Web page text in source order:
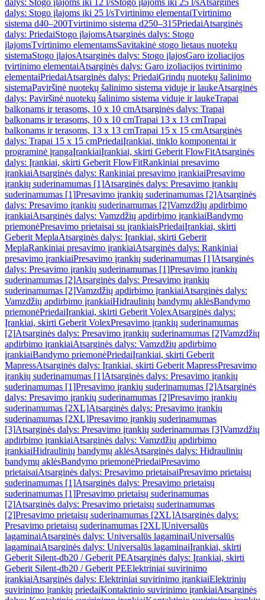
dalys: Stogo įlajoms iki 12 l/sStogo įlajoms iki 25 l/sAtsarginės
dalys: Stogo įlajoms iki 25 l/sTvirtinimo elementaiTvirtinimo
sistema d40–200Tvirtinimo sistema d250–315PriedaiAtsarginės
dalys: PriedaiStogo įlajomsAtsarginės dalys: Stogo
įlajomsTvirtinimo elementamsSavitakinė stogo lietaus nuotekų
sistemaStogo įlajosAtsarginės dalys: Stogo įlajosGaro izoliacijos
tvirtinimo elementaiAtsarginės dalys: Garo izoliacijos tvirtinimo
elementaiPriedaiAtsarginės dalys: PriedaiGrindų nuotekų šalinimo
sistemaPaviršinė nuotekų šalinimo sistema viduje ir laukeAtsarginės
dalys: Paviršinė nuotekų šalinimo sistema viduje ir laukeTrapai
balkonams ir terasoms, 10 x 10 cmAtsarginės dalys: Trapai
balkonams ir terasoms, 10 x 10 cmTrapai 13 x 13 cmTrapai
balkonams ir terasoms, 13 x 13 cmTrapai 15 x 15 cmAtsarginės
dalys: Trapai 15 x 15 cmPriedaiĮrankiai, tinklo komponentai ir
programinė įrangaĮrankiaiĮrankiai, skirti Geberit FlowFitAtsarginės
dalys: Įrankiai, skirti Geberit FlowFitRankiniai presavimo
įrankiaiAtsarginės dalys: Rankiniai presavimo įrankiaiPresavimo
įrankių suderinamumas [1]Atsarginės dalys: Presavimo įrankių
suderinamumas [1]Presavimo įrankių suderinamumas [2]Atsarginės
dalys: Presavimo įrankių suderinamumas [2]Vamzdžių apdirbimo
įrankiaiAtsarginės dalys: Vamzdžių apdirbimo įrankiaiBandymo
priemonėPresavimo prietaisai su įrankiaisPriedaiĮrankiai, skirti
Geberit MeplaAtsarginės dalys: Įrankiai, skirti Geberit
MeplaRankiniai presavimo įrankiaiAtsarginės dalys: Rankiniai
presavimo įrankiaiPresavimo įrankių suderinamumas [1]Atsarginės
dalys: Presavimo įrankių suderinamumas [1]Presavimo įrankių
suderinamumas [2]Atsarginės dalys: Presavimo įrankių
suderinamumas [2]Vamzdžių apdirbimo įrankiaiAtsarginės dalys:
Vamzdžių apdirbimo įrankiaiHidraulinių bandymų aklėsBandymo
priemonėPriedaiĮrankiai, skirti Geberit VolexAtsarginės dalys:
Įrankiai, skirti Geberit VolexPresavimo įrankių suderinamumas
[2]Atsarginės dalys: Presavimo įrankių suderinamumas [2]Vamzdžių
apdirbimo įrankiaiAtsarginės dalys: Vamzdžių apdirbimo
įrankiaiBandymo priemonėPriedaiĮrankiai, skirti Geberit
MapressAtsarginės dalys: Įrankiai, skirti Geberit MapressPresavimo
įrankių suderinamumas [1]Atsarginės dalys: Presavimo įrankių
suderinamumas [1]Presavimo įrankių suderinamumas [2]Atsarginės
dalys: Presavimo įrankių suderinamumas [2]Presavimo įrankių
suderinamumas [2XL]Atsarginės dalys: Presavimo įrankių
suderinamumas [2XL]Presavimo įrankių suderinamumas
[3]Atsarginės dalys: Presavimo įrankių suderinamumas [3]Vamzdžių
apdirbimo įrankiaiAtsarginės dalys: Vamzdžių apdirbimo
įrankiaiHidraulinių bandymų aklėsAtsarginės dalys: Hidraulinių
bandymų aklėsBandymo priemonėPriedaiPresavimo
prietaisaiAtsarginės dalys: Presavimo prietaisaiPresavimo prietaisų
suderinamumas [1]Atsarginės dalys: Presavimo prietaisų
suderinamumas [1]Presavimo prietaisų suderinamumas
[2]Atsarginės dalys: Presavimo prietaisų suderinamumas
[2]Presavimo prietaisų suderinamumas [2XL]Atsarginės dalys:
Presavimo prietaisų suderinamumas [2XL]Universalūs
lagaminaiAtsarginės dalys: Universalūs lagaminaiUniversalūs
lagaminaiAtsarginės dalys: Universalūs lagaminaiĮrankiai, skirti
Geberit Silent-db20 / Geberit PEAtsarginės dalys: Įrankiai, skirti
Geberit Silent-db20 / Geberit PEElektriniai suvirinimo
įrankiaiAtsarginės dalys: Elektriniai suvirinimo įrankiaiElektrinių
suvirinimo įrankių priedaiKontaktinio suvirinimo įrankiaiAtsarginės